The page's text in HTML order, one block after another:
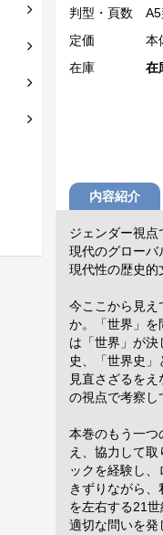
判型・頁数
定価
本
在庫
在
内容紹介
ジェンダー視点
現代のグローバ
現代性の歴史的
今ここから見え
か。「世界」
は「世界」が
史、「世界史
見直さざるを
の視点で考察し
本巻のもう一つ
え、協力して
ックを経験し
きずりながら
を左右する21
適切な問いを発